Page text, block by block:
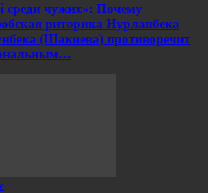
среди чужих»: Почему
риторика Нурланбека
(Шакиева) противоречит